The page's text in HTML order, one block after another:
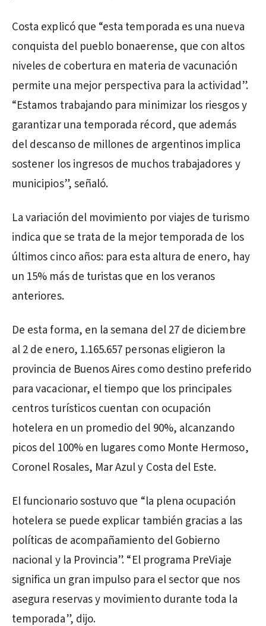
Costa explicó que “esta temporada es una nueva
conquista del pueblo bonaerense, que con altos
niveles de cobertura en materia de vacunación
permite una mejor perspectiva para la actividad”.
“Estamos trabajando para minimizar los riesgos y
garantizar una temporada récord, que además
del descanso de millones de argentinos implica
sostener los ingresos de muchos trabajadores y
municipios”, señaló.
La variación del movimiento por viajes de turismo
indica que se trata de la mejor temporada de los
últimos cinco años: para esta altura de enero, hay
un 15% más de turistas que en los veranos
anteriores.
De esta forma, en la semana del 27 de diciembre
al 2 de enero, 1.165.657 personas eligieron la
provincia de Buenos Aires como destino preferido
para vacacionar, el tiempo que los principales
centros turísticos cuentan con ocupación
hotelera en un promedio del 90%, alcanzando
picos del 100% en lugares como Monte Hermoso,
Coronel Rosales, Mar Azul y Costa del Este.
El funcionario sostuvo que “la plena ocupación
hotelera se puede explicar también gracias a las
políticas de acompañamiento del Gobierno
nacional y la Provincia”. “El programa PreViaje
significa un gran impulso para el sector que nos
asegura reservas y movimiento durante toda la
temporada”, dijo.